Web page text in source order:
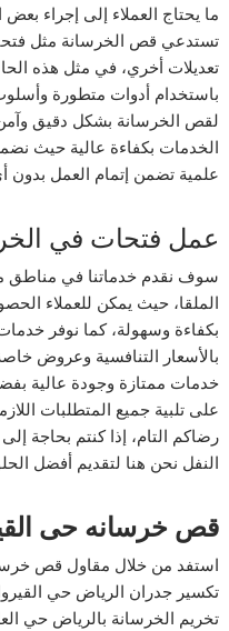
ما يحتاج العملاء إلى إجراء
تستدعي قص الخرسانة مثل
تعديلات أخري، في مثل هذه
باستخدام أدوات متطورة
لقص الخرسانة بشكل دقيق
الخدمات بكفاءة عالية حيث
علمية تضمن إتمام العمل بدون
عمل فتحات في
سوف نقدم خدماتنا في مناطق
الملقا، حيث يمكن للعملاء
بكفاءة وسهولة، كما نوفر
بالأسعار التنافسية وعروض
خدمات ممتازة وجودة عالية
على تلبية جميع المتطلبات
رضاكم التام، إذا كنتم بحاجة
النفل نحن هنا لتقديم أفضل
قص خرسانه حى
استفد من خلال مقاول قص
تكسير جدران الرياض حي
تخريم الخرسانة بالرياض حي